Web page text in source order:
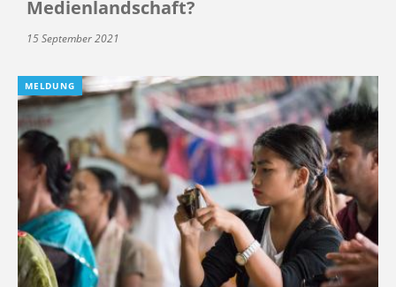
Medienlandschaft?
15 September 2021
MELDUNG